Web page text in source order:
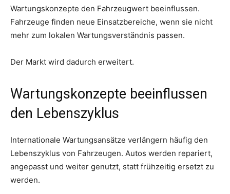
Wartungskonzepte den Fahrzeugwert beeinflussen.
Fahrzeuge finden neue Einsatzbereiche, wenn sie nicht
mehr zum lokalen Wartungsverständnis passen.
Der Markt wird dadurch erweitert.
Wartungskonzepte beeinflussen
den Lebenszyklus
Internationale Wartungsansätze verlängern häufig den
Lebenszyklus von Fahrzeugen. Autos werden repariert,
angepasst und weiter genutzt, statt frühzeitig ersetzt zu
werden.